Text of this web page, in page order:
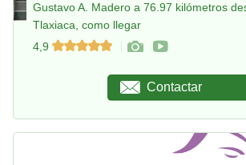
Gustavo A. Madero a 76.97 kilómetros
Tlaxiaca, como llegar
4,9
Contactar